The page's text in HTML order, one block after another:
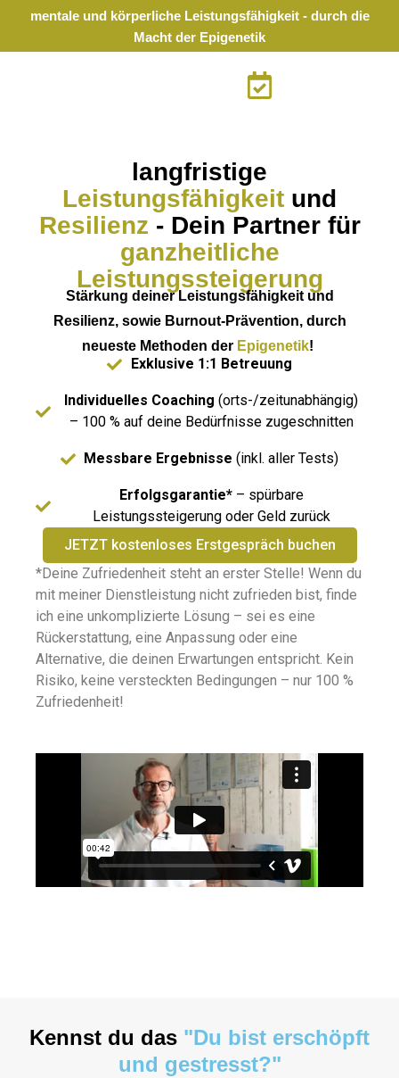
mentale und körperliche Leistungsfähigkeit - durch die
Macht der Epigenetik
langfristige
Leistungsfähigkeit und
Resilienz - Dein Partner für
ganzheitliche
Leistungssteigerung
Stärkung deiner Leistungsfähigkeit und
Resilienz, sowie Burnout-Prävention, durch
neueste Methoden der Epigenetik!
Exklusive 1:1 Betreuung
Individuelles Coaching(orts-/zeitunabhängig)
– 100 % auf deine Bedürfnisse zugeschnitten
Messbare Ergebnisse (inkl. aller Tests)
Erfolgsgarantie*– spürbare
Leistungssteigerung oder Geld zurück
JETZT kostenloses Erstgespräch buchen
*Deine Zufriedenheit steht an erster Stelle! Wenn du
mit meiner Dienstleistung nicht zufrieden bist, finde
ich eine unkomplizierte Lösung – sei es eine
Rückerstattung, eine Anpassung oder eine
Alternative, die deinen Erwartungen entspricht. Kein
Risiko, keine versteckten Bedingungen – nur 100 %
Zufriedenheit!
Kennst du das "Du bist erschöpft
und gestresst?"